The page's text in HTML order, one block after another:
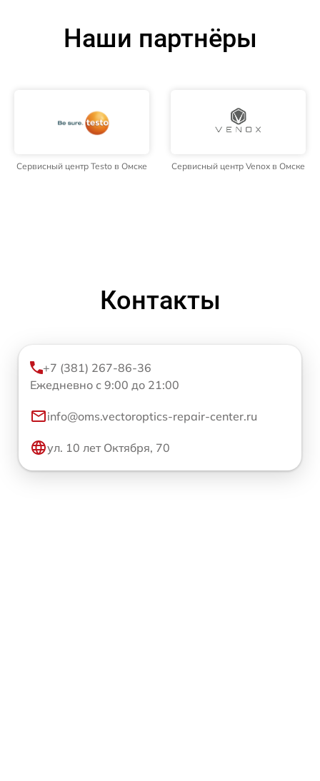
Наши партнёры
Сервисный центр Testo в Омске Сервисный центр Venox в Омске
Контакты
+7 (381) 267-86-36
Ежедневно с 9:00 до 21:00
info@oms.vectoroptics-repair-center.ru
ул. 10 лет Октября, 70